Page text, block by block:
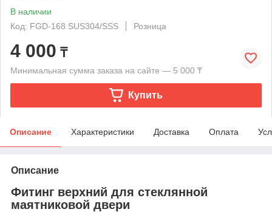
В наличии
Код: FGD-168 SUS304/SSS
Розница
4 000 ₸
Минимальная сумма заказа на сайте — 5 000 ₸
Купить
Описание Характеристики Доставка Оплата
Описание
Фитинг верхний для стеклянной
маятниковой двери